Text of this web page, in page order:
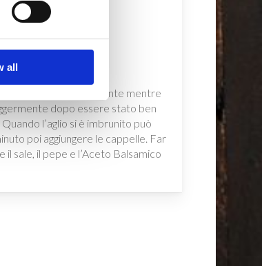
all
tagliati più finemente mentre
dopo essere stato ben
l’aglio si è imbrunito può
poi aggiungere le cappelle. Far
sale, il pepe e l’Aceto Balsamico